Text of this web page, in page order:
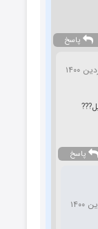
پاسخ
پاسخ